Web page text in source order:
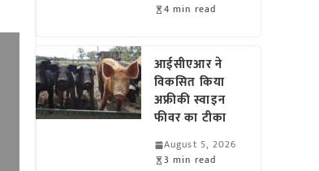
4 min read
आईसीएआर ने
विकसित किया
अफ्रीकी स्वाइन
फीवर का टीका
August 5, 2026
3 min read